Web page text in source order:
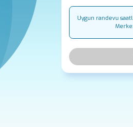
Uygun randevu